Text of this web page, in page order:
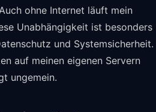
ohne Internet läuft mein
Unabhängigkeit ist besonders
und Systemsicherheit.
auf meinen eigenen Servern
ungemein.